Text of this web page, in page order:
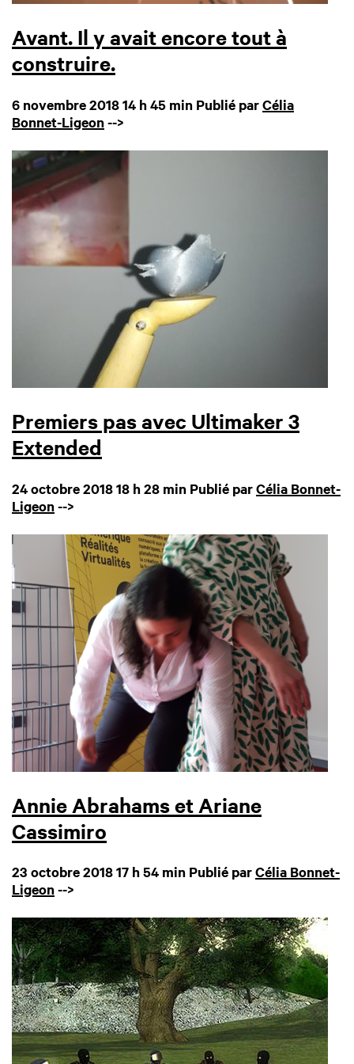
Avant. Il y avait encore tout à
construire.
6 novembre 2018 14 h 45 min Publié parCélia
Bonnet-Ligeon-->
Premiers pas avec Ultimaker 3
Extended
24 octobre 2018 18 h 28 min Publié parCélia Bonnet-
Ligeon-->
Annie Abrahams et Ariane
Cassimiro
23 octobre 2018 17 h 54 min Publié parCélia Bonnet-
Ligeon-->